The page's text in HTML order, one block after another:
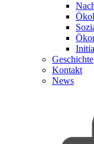
Geschichte
Kontakt
News